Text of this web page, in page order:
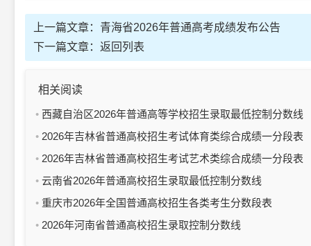
上一篇文章： 青海省2026年普通高考成绩发布公告
下一篇文章： 返回列表
相关阅读
西藏自治区2026年普通高等学校招生录取最低控制分数线
2026年吉林省普通高校招生考试体育类综合成绩一分段表
2026年吉林省普通高校招生考试艺术类综合成绩一分段表
云南省2026年普通高校招生录取最低控制分数线
重庆市2026年全国普通高校招生各类考生分数段表
2026年河南省普通高校招生录取控制分数线